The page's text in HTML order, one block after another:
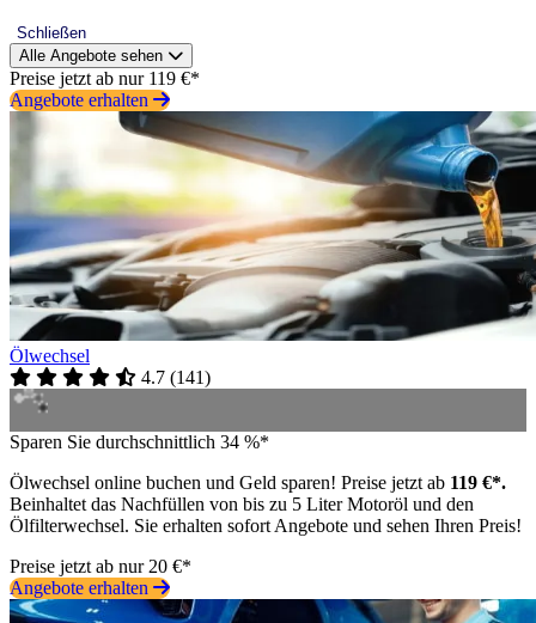
Schließen
Alle Angebote sehen
Preise jetzt ab nur 119 €*
Angebote erhalten
Ölwechsel
4.7 (141)
Sparen Sie durchschnittlich 34 %*
Ölwechsel online buchen und Geld sparen! Preise jetzt ab 119 €*.
Beinhaltet das Nachfüllen von bis zu 5 Liter Motoröl und den
Ölfilterwechsel. Sie erhalten sofort Angebote und sehen Ihren Preis!
Preise jetzt ab nur 20 €*
Angebote erhalten